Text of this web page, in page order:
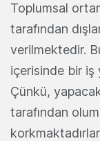
Toplumsal
tarafından
verilmektedir.
içerisinde bir iş
Çünkü,
tarafından